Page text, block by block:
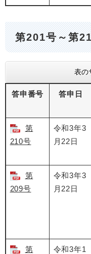
第201号～第
表の
答申番号 答申日
第
210号
令和3年3
月22日
第
209号
令和3年3
月22日
第
令和3年1